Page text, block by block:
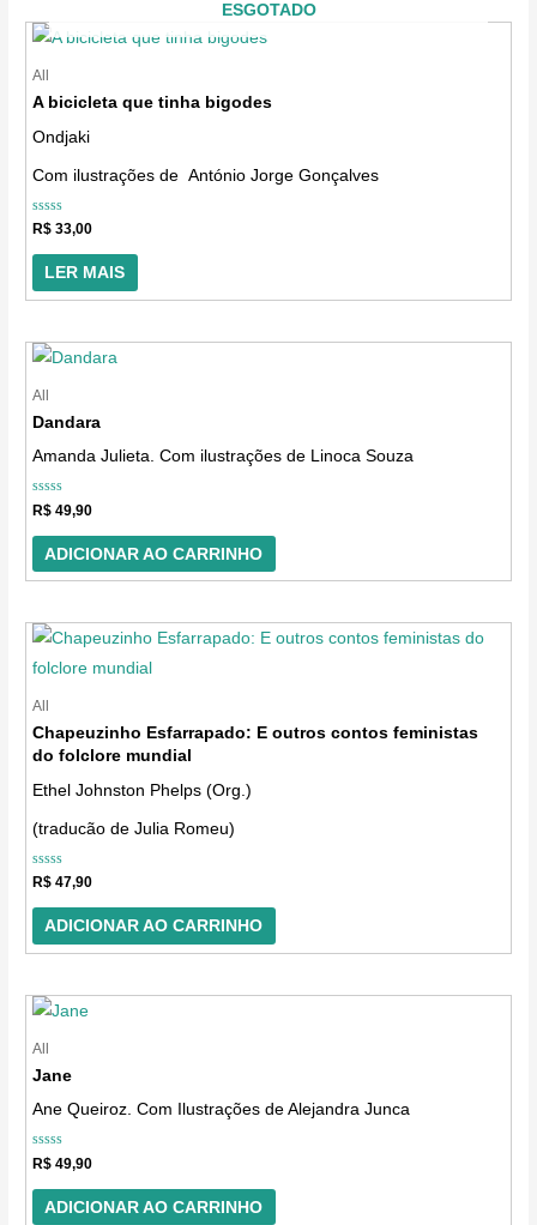
ESGOTADO
All
A bicicleta que tinha bigodes
Ondjaki
Com ilustrações de António Jorge Gonçalves
Avaliação
de
R$ 33,00
LER MAIS
All
Dandara
Amanda Julieta. Com ilustrações de Linoca Souza
Avaliação
0
de
R$ 49,90
ADICIONAR AO CARRINHO
All
Chapeuzinho Esfarrapado: E outros contos feministas
do folclore mundial
Ethel Johnston Phelps (Org.)
(traducão de Julia Romeu)
Avaliação
de
R$ 47,90
ADICIONAR AO CARRINHO
All
Jane
Ane Queiroz. Com Ilustrações de Alejandra Junca
Avaliação
0
de
R$ 49,90
ADICIONAR AO CARRINHO